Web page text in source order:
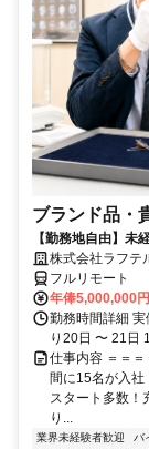
ブランド品・
【勤務地自由】未
株式会社ラフテ
フルリモート
年俸5,000,000
勤務時間詳細
り20日 〜 21日
仕事内容 ＝＝
間に15名が入社
スタート多数！
り...
業界未経験者歓迎 バ